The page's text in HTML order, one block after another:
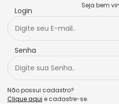
Seja bem
Login
Senha
Não possui cadastro?
Clique aqui e cadastre-se.